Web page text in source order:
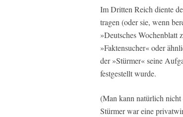
Im Dritten Reich diente
tragen (oder sie, wenn
»Deutsches Wochenblatt
»Faktensucher« oder
der »Stürmer« seine
festgestellt wurde.
(Man kann natürlich nicht
Stürmer war eine